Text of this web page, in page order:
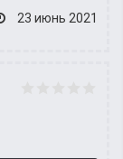
23 июнь 2021